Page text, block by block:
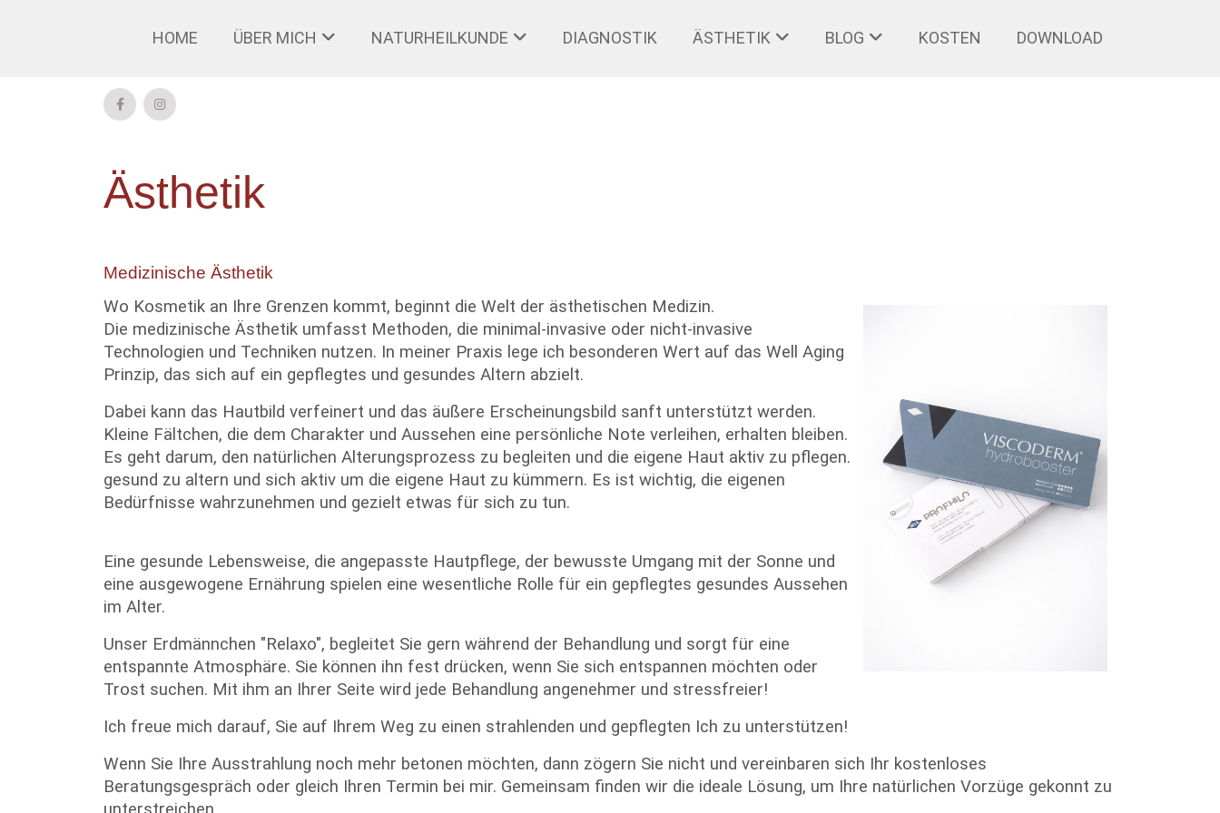
HOME ÜBER MICH NATURHEILKUNDE DIAGNOSTIK ÄSTHETIK BLOG KOSTEN DOWNLOAD
Ästhetik
Medizinische Ästhetik
Wo Kosmetik an Ihre Grenzen kommt, beginnt die Welt der ästhetischen Medizin.
Die medizinische Ästhetik umfasst Methoden, die minimal-invasive oder nicht-invasive
Technologien und Techniken nutzen. In meiner Praxis lege ich besonderen Wert auf das Well Aging
Prinzip, das sich auf ein gepflegtes und gesundes Altern abzielt.
Dabei kann das Hautbild verfeinert und das äußere Erscheinungsbild sanft unterstützt werden.
Kleine Fältchen, die dem Charakter und Aussehen eine persönliche Note verleihen, erhalten bleiben.
Es geht darum, den natürlichen Alterungsprozess zu begleiten und die eigene Haut aktiv zu pflegen.
gesund zu altern und sich aktiv um die eigene Haut zu kümmern. Es ist wichtig, die eigenen
Bedürfnisse wahrzunehmen und gezielt etwas für sich zu tun.
Eine gesunde Lebensweise, die angepasste Hautpflege, der bewusste Umgang mit der Sonne und
eine ausgewogene Ernährung spielen eine wesentliche Rolle für ein gepflegtes gesundes Aussehen
im Alter.
Unser Erdmännchen "Relaxo", begleitet Sie gern während der Behandlung und sorgt für eine
entspannte Atmosphäre. Sie können ihn fest drücken, wenn Sie sich entspannen möchten oder
Trost suchen. Mit ihm an Ihrer Seite wird jede Behandlung angenehmer und stressfreier!
Ich freue mich darauf, Sie auf Ihrem Weg zu einen strahlenden und gepflegten Ich zu unterstützen!
Wenn Sie Ihre Ausstrahlung noch mehr betonen möchten, dann zögern Sie nicht und vereinbaren sich Ihr kostenloses
Beratungsgespräch oder gleich Ihren Termin bei mir. Gemeinsam finden wir die ideale Lösung, um Ihre natürlichen Vorzüge gekonnt zu